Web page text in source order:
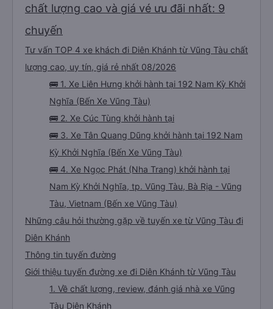
chất lượng cao và giá vé ưu đãi nhất: 9
chuyến
Tư vấn TOP 4 xe khách đi Diên Khánh từ Vũng Tàu chất
lượng cao, uy tín, giá rẻ nhất 08/2026
🚌 1. Xe Liên Hưng khởi hành tại 192 Nam Kỳ Khởi
Nghĩa (Bến Xe Vũng Tàu)
🚌 2. Xe Cúc Tùng khởi hành tại
🚌 3. Xe Tân Quang Dũng khởi hành tại 192 Nam
Kỳ Khởi Nghĩa (Bến Xe Vũng Tàu)
🚌 4. Xe Ngọc Phát (Nha Trang) khởi hành tại
Nam Kỳ Khởi Nghĩa, tp. Vũng Tàu, Bà Rịa - Vũng
Tàu, Vietnam (Bến xe Vũng Tàu)
Những câu hỏi thường gặp về tuyến xe từ Vũng Tàu đi
Diên Khánh
Thông tin tuyến đường
Giới thiệu tuyến đường xe đi Diên Khánh từ Vũng Tàu
1. Về chất lượng, review, đánh giá nhà xe Vũng
Tàu Diên Khánh